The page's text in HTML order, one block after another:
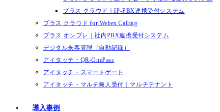
プラス クラウド｜IP-PBX連携受付システム
プラス クラウド for Webex Calling
プラス オンプレ｜社内PBX連携受付システム
デジタル来客管理（自動記録）
アイタッチ・QR-OnePass
アイタッチ・スマートゲート
アイタッチ・マルチ無人受付｜マルチテナント
導入事例